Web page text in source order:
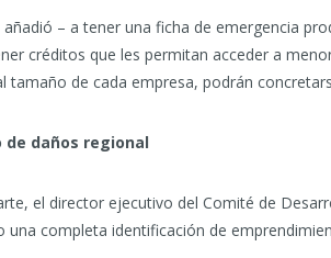
añadió – a tener una ficha de emergencia
créditos que les permitan acceder a
tamaño de cada empresa, podrán
de daños regional
el director ejecutivo del Comité de
una completa identificación de